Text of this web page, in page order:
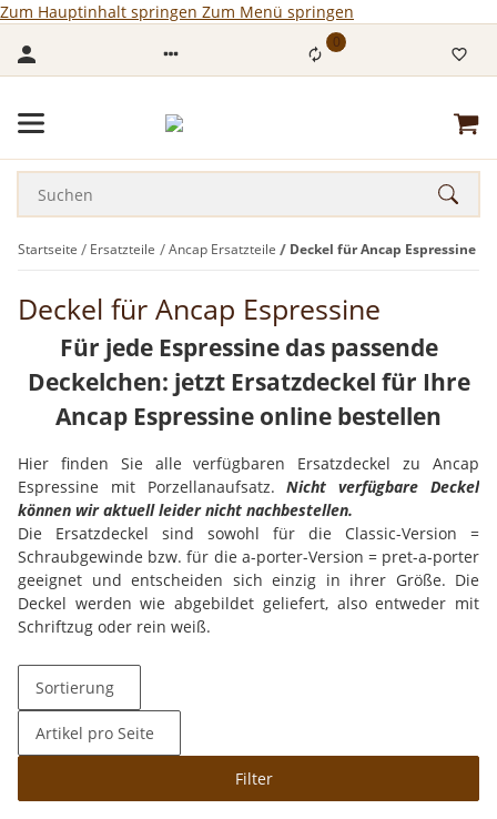
Zum Hauptinhalt springen Zum Menü springen
0
Startseite Ersatzteile Ancap Ersatzteile Deckel für Ancap Espressine
Deckel für Ancap Espressine
Für jede Espressine das passende
Deckelchen: jetzt Ersatzdeckel für Ihre
Ancap Espressine online bestellen
Hier finden Sie alle verfügbaren Ersatzdeckel zu Ancap
Espressine mit Porzellanaufsatz.Nicht verfügbare Deckel
können wir aktuell leider nicht nachbestellen.
Die Ersatzdeckel sind sowohl für die Classic-Version =
Schraubgewinde bzw. für die a-porter-Version = pret-a-porter
geeignet und entscheiden sich einzig in ihrer Größe. Die
Deckel werden wie abgebildet geliefert, also entweder mit
Schriftzug oder rein weiß.
Filter
Sortierung
Artikel pro Seite